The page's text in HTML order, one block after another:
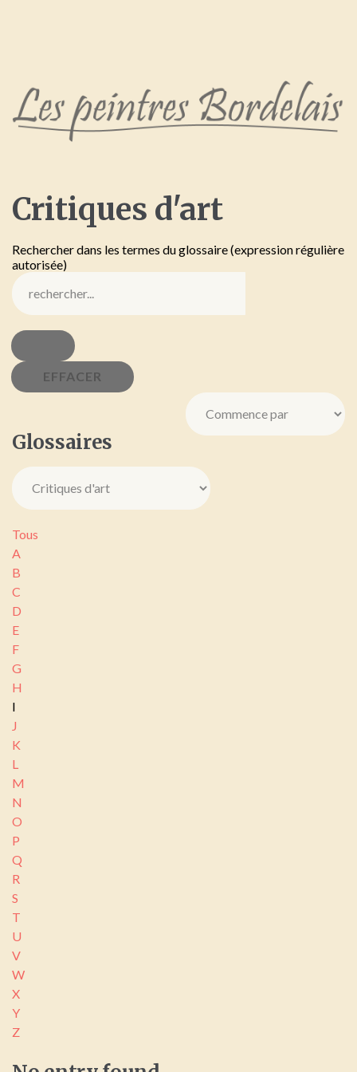
Critiques d'art
Rechercher dans les termes du glossaire (expression régulière
autorisée)
Glossaires
Tous
A
B
C
D
E
F
G
H
I
J
K
L
M
N
O
P
Q
R
S
T
U
V
W
X
Y
Z